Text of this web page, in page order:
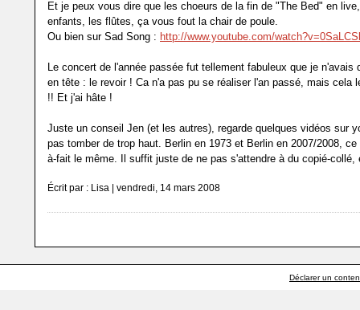
Et je peux vous dire que les choeurs de la fin de "The Bed" en
enfants, les flûtes, ça vous fout la chair de poule.
Ou bien sur Sad Song : http://www.youtube.com/
Le concert de l'année passée fut tellement fabuleux que je n'avais
en tête : le revoir ! Ca n'a pas pu se réaliser l'an passé, mais cela
!! Et j'ai hâte !
Juste un conseil Jen (et les autres), regarde quelques vidéos sur
pas tomber de trop haut. Berlin en 1973 et Berlin en 2007/2008,
à-fait le même. Il suffit juste de ne pas s'attendre à du copié-collé,
Écrit par : Lisa | vendredi, 14 mars 2008
Déclarer un